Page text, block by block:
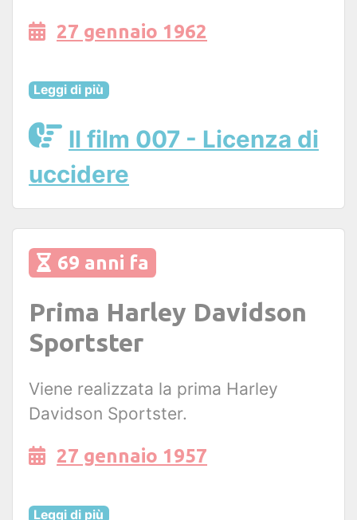
27 gennaio 1962
Leggi di più
Il film 007 - Licenza di
uccidere
69 anni fa
Prima Harley Davidson
Sportster
Viene realizzata la prima Harley
Davidson Sportster.
27 gennaio 1957
Leggi di più